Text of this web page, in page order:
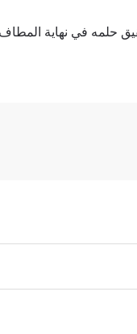
في نهاية المطاف.